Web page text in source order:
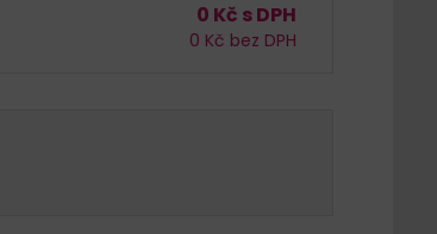
0 Kč s DPH
0 Kč bez DPH